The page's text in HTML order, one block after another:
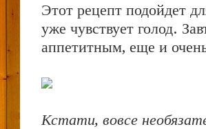
Этот рецепт подойдет
уже чувствует голод.
аппетитным, еще и
Кстати, вовсе